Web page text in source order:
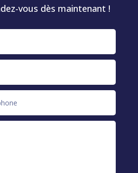
vous dès maintenant !